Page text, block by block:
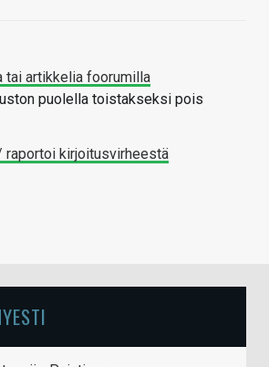
tai artikkelia foorumilla
puolella toistakseksi pois
raportoi kirjoitusvirheestä